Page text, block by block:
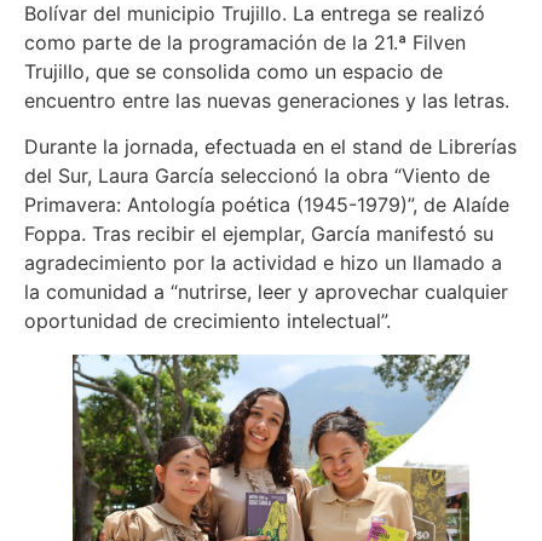
Bolívar del municipio Trujillo. La entrega se realizó
como parte de la programación de la 21.ª Filven
Trujillo, que se consolida como un espacio de
encuentro entre las nuevas generaciones y las letras.
Durante la jornada, efectuada en el stand de Librerías
del Sur, Laura García seleccionó la obra “Viento de
Primavera: Antología poética (1945-1979)”, de Alaíde
Foppa. Tras recibir el ejemplar, García manifestó su
agradecimiento por la actividad e hizo un llamado a
la comunidad a “nutrirse, leer y aprovechar cualquier
oportunidad de crecimiento intelectual”.